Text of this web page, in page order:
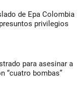
de Epa Colombia
privilegios
para asesinar a
“cuatro bombas”